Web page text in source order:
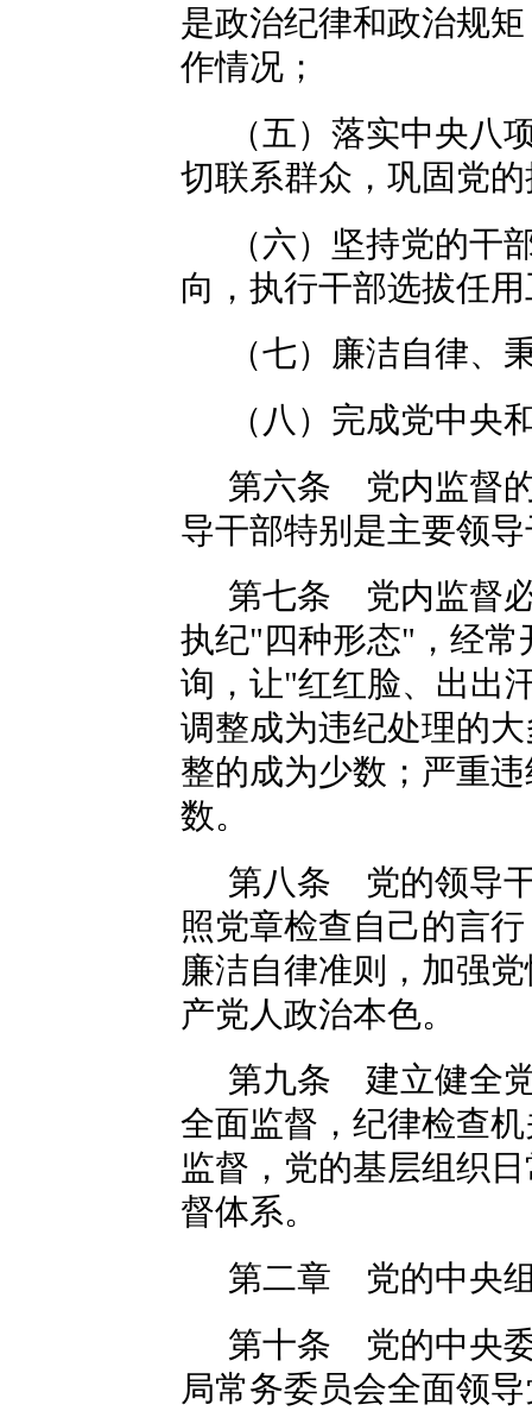
是政治纪律和政治规
作情况；
（五）落实中央八
切联系群众，巩固党
（六）坚持党的干
向，执行干部选拔任
（七）廉洁自律、
（八）完成党中央
第六条 党内监督
导干部特别是主要领
第七条 党内监督
执纪"四种形态"，经常
询，让"红红脸、出出
调整成为违纪处理的
整的成为少数；严重
数。
第八条 党的领导
照党章检查自己的言
廉洁自律准则，加强
产党人政治本色。
第九条 建立健全
全面监督，纪律检查
监督，党的基层组织
督体系。
第二章 党的中央
第十条 党的中央
局常务委员会全面领